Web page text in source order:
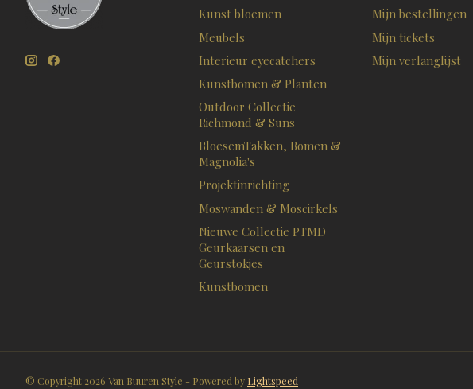
Kunst bloemen
Meubels
Interieur eyecatchers
Kunstbomen & Planten
Outdoor Collectie
Richmond & Suns
BloesemTakken, Bomen &
Magnolia's
Projektinrichting
Moswanden & Moscirkels
Nieuwe Collectie PTMD
Geurkaarsen en
Geurstokjes
Kunstbomen
Mijn bestellingen
Mijn tickets
Mijn verlanglijst
© Copyright 2026 Van Buuren Style - Powered by Lightspeed